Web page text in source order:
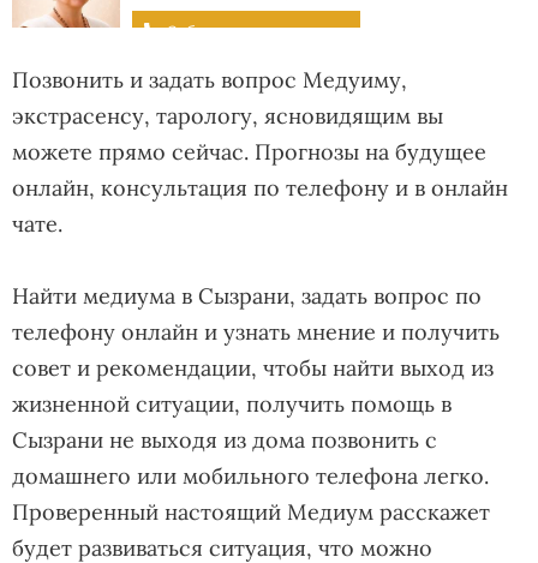
Позвонить и задать вопрос Медуиму,
экстрасенсу, тарологу, ясновидящим вы
можете прямо сейчас. Прогнозы на будущее
онлайн, консультация по телефону и в онлайн
чате.
Найти медиума в Сызрани, задать вопрос по
телефону онлайн и узнать мнение и получить
совет и рекомендации, чтобы найти выход из
жизненной ситуации, получить помощь в
Сызрани не выходя из дома позвонить с
домашнего или мобильного телефона легко.
Проверенный настоящий Медиум расскажет
будет развиваться ситуация, что можно